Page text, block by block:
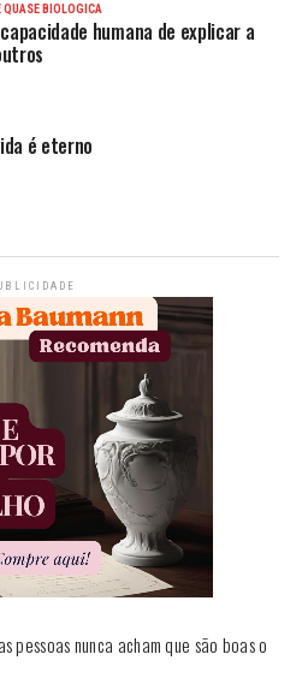
QUASE BIOLÓGICA
humana de explicar a
é eterno
pessoas nunca acham que são boas o